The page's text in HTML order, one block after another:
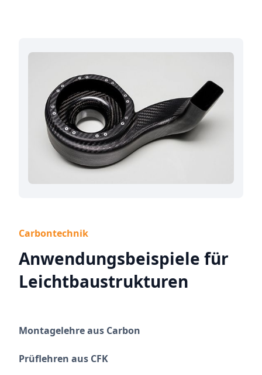
Carbontechnik
Anwendungsbeispiele für
Leichtbaustrukturen
Montagelehre aus Carbon
Prüflehren aus CFK